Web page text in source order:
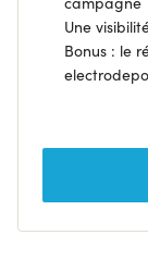
Une
Bonus : le